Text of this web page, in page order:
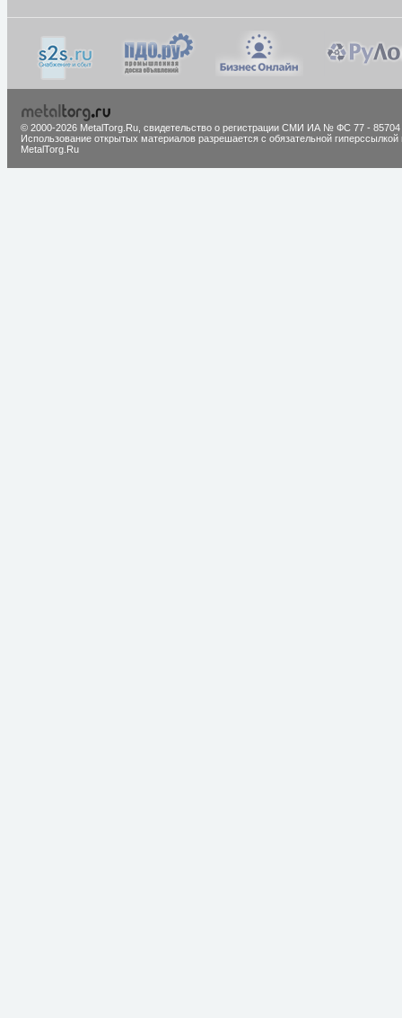
© 2000-2026 MetalTorg.Ru, cвидетельство о регистрации СМИ ИА № ФС 77 - 85704
Использование открытых материалов разрешается с обязательной гиперссылкой
MetalTorg.Ru